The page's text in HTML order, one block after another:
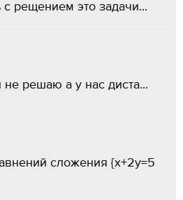
рещением это задачи...
решаю а у нас диста...
сложения {x+2y=5